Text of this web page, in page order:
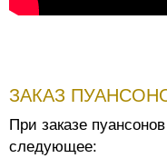
ЗАКАЗ
При заказе
следующее: